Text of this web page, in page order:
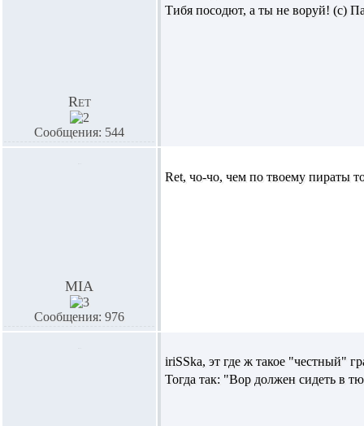
Ret
Сообщения: 544
Тибя посодют, а ты не воруй! (с)
MIA
Сообщения: 976
Ret, чо-чо, чем по твоему пираты
iriSSka, эт где ж такое "честный"
Тогда так: "Вор должен сидеть в